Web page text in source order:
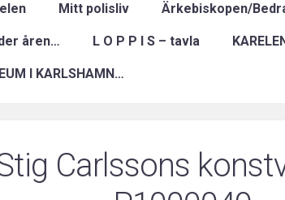
Mitt polisliv Ärkebiskopen/
åren… L O P P I S – tavla
I KARLSHAMN…
Carlssons